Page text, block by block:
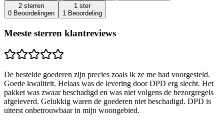
2 sterren
0 Beoordelingen
1 ster
1 Beoordeling
Meeste sterren klantreviews
De bestelde goederen zijn precies zoals ik ze me had voorgesteld.
Goede kwaliteit. Helaas was de levering door DPD erg slecht. Het
pakket was zwaar beschadigd en was niet volgens de bezorgregels
afgeleverd. Gelukkig waren de goederen niet beschadigd. DPD is
uiterst onbetrouwbaar in mijn woongebied.